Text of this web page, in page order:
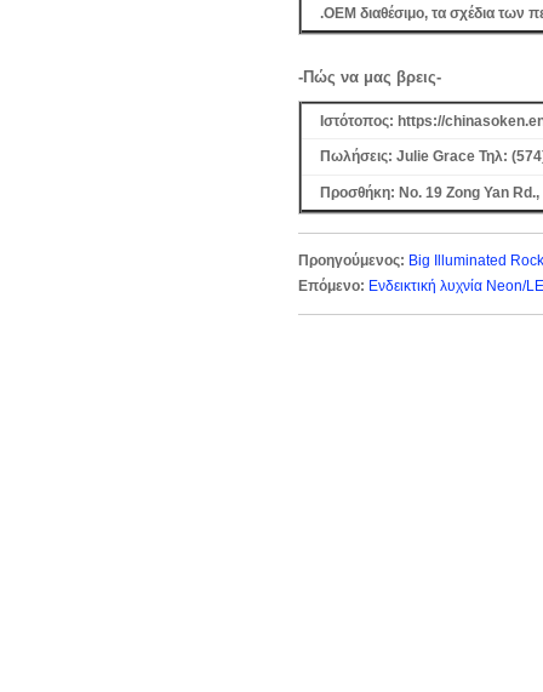
.OEM διαθέσιμο, τα σχέδια των
-Πώς να μας βρεις-
Ιστότοπος: https://
Πωλήσεις: Julie Grace Τηλ:
Προσθήκη: No. 19 Zong Yan
Προηγούμενος: Big Illuminated
Επόμενο: Ενδεικτική λυχνία